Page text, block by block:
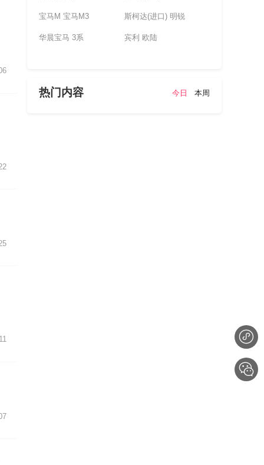
宝马M 宝马M3 斯柯达(进口) 明锐
华晨宝马 3系 宾利 欧陆
热门内容 今日 本周